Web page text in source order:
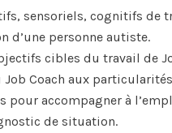
sensoriels, cognitifs de
d’une personne autiste.
cibles du travail de
Coach aux particularités
pour accompagner à
de situation.